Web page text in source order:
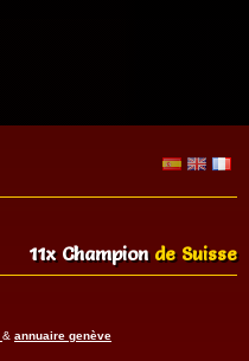
11x Champion de Suisse
& annuaire genève